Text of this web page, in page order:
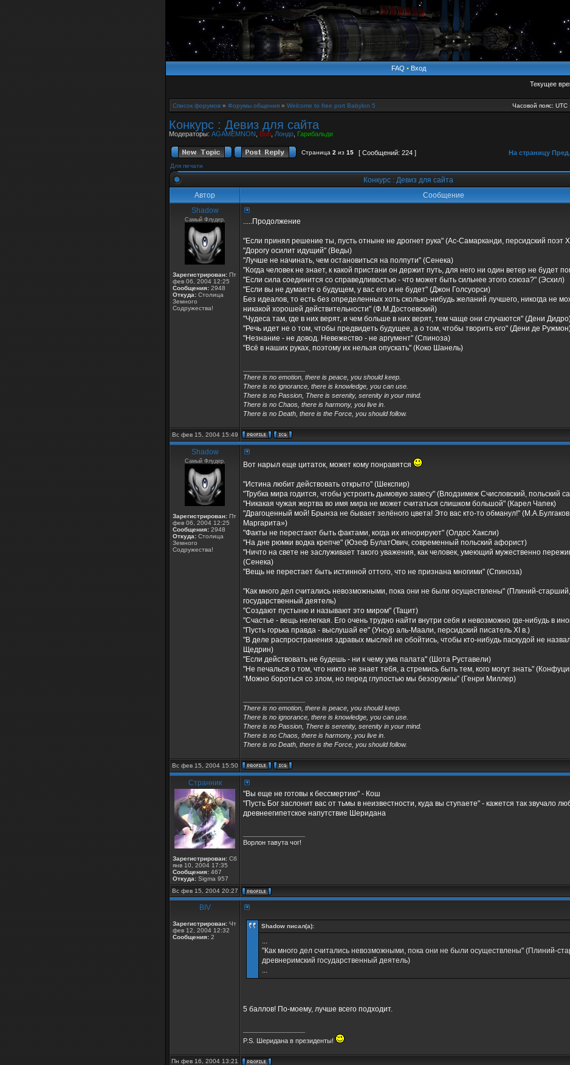
FAQ • Вход
Текущее
Список форумов » Форумы общения » Welcome to free port Babylon 5 Часовой пояс:
Конкурс : Девиз для сайта
Модераторы: AGAMEMNON Buh Лондо Гарибальди
Страница 2 из 15 [ Сообщений: 224 ] На страницу Пред.
Для печати
Конкурс : Девиз для сайта
Автор
Сообщение
Shadow
Самый Флудер.
Зарегистрирован: Пт
фев 06, 2004 12:25
Сообщения: 2948
Откуда: Столица
Земного
Содружества!
.....Продолжение
"Если принял решение ты, пусть отныне не дрогнет рука" (Ас-Самарканди, персидский поэт
"Дорогу осилит идущий" (Веды)
"Лучше не начинать, чем остановиться на полпути" (Сенека)
"Когда человек не знает, к какой пристани он держит путь, для него ни один ветер не будет
"Если сила соединится со справедливостью - что может быть сильнее этого союза?" (Эсхил)
"Если вы не думаете о будущем, у вас его и не будет" (Джон Голсуорси)
Без идеалов, то есть без определенных хоть сколько-нибудь желаний лучшего, никогда не
никакой хорошей действительности" (Ф.М.Достоевский)
"Чудеса там, где в них верят, и чем больше в них верят, тем чаще они случаются" (Дени
"Речь идет не о том, чтобы предвидеть будущее, а о том, чтобы творить его" (Дени де
"Незнание - не довод. Невежество - не аргумент" (Спиноза)
"Всё в наших руках, поэтому их нельзя опускать" (Коко Шанель)
There is no emotion, there is peace, you should keep.
There is no ignorance, there is knowledge, you can use.
There is no Passion, There is serenity, serenity in your mind.
There is no Chaos, there is harmony, you live in.
There is no Death, there is the Force, you should follow.
Вс фев 15, 2004 15:49
Shadow
Самый Флудер.
Зарегистрирован: Пт
фев 06, 2004 12:25
Сообщения: 2948
Откуда: Столица
Земного
Содружества!
Вот нарыл еще цитаток, может кому понравятся
"Истина любит действовать открыто" (Шекспир)
"Трубка мира годится, чтобы устроить дымовую завесу" (Влодзимеж Счисловский, польский
"Никакая чужая жертва во имя мира не может считаться слишком большой" (Карел Чапек)
"Драгоценный мой! Брынза не бывает зелёного цвета! Это вас кто-то обманул!"
Маргарита»)
"Факты не перестают быть фактами, когда их игнорируют" (Олдос Хаксли)
"На дне рюмки водка крепче" (Юзеф БулатОвич, современный польский афорист)
"Ничто на свете не заслуживает такого уважения, как человек, умеющий мужественно
(Сенека)
"Вещь не перестает быть истинной оттого, что не признана многими" (Спиноза)
"Как много дел считались невозможными, пока они не были осуществлены" (Плиний-
государственный деятель)
"Создают пустыню и называют это миром" (Тацит)
"Счастье - вещь нелегкая. Его очень трудно найти внутри себя и невозможно где-нибудь в
"Пусть горька правда - выслушай ее" (Унсур аль-Маали, персидский писатель XI в.)
"В деле распространения здравых мыслей не обойтись, чтобы кто-нибудь паскудой не
Щедрин)
"Если действовать не будешь - ни к чему ума палата" (Шота Руставели)
"Не печалься о том, что никто не знает тебя, а стремись быть тем, кого могут знать"
“Можно бороться со злом, но перед глупостью мы безоружны” (Генри Миллер)
There is no emotion, there is peace, you should keep.
There is no ignorance, there is knowledge, you can use.
There is no Passion, There is serenity, serenity in your mind.
There is no Chaos, there is harmony, you live in.
There is no Death, there is the Force, you should follow.
Вс фев 15, 2004 15:50
Странник
Зарегистрирован: Сб
янв 10, 2004 17:35
Сообщения: 467
Откуда: Sigma 957
"Вы еще не готовы к бессмертию" - Кош
"Пусть Бог заслонит вас от тьмы в неизвестности, куда вы ступаете" - кажется так звучало
древнеегипетское напутствие Шеридана
Ворлон тавута чог!
Вс фев 15, 2004 20:27
BIV
Зарегистрирован: Чт
фев 12, 2004 12:32
Сообщения: 2
Shadow писал(а):
...
"Как много дел считались невозможными, пока они не были осуществлены" (Плиний-
древнеримский государственный деятель)
...
5 баллов! По-моему, лучше всего подходит.
P.S. Шеридана в президенты!
Пн фев 16, 2004 13:21